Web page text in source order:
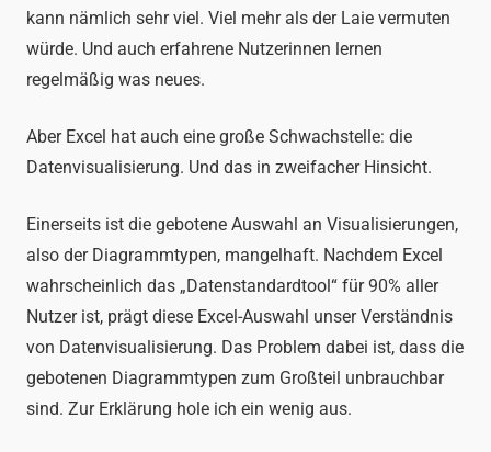
kann nämlich sehr viel. Viel mehr als der Laie vermuten
würde. Und auch erfahrene Nutzerinnen lernen
regelmäßig was neues.
Aber Excel hat auch eine große Schwachstelle: die
Datenvisualisierung. Und das in zweifacher Hinsicht.
Einerseits ist die gebotene Auswahl an Visualisierungen,
also der Diagrammtypen, mangelhaft. Nachdem Excel
wahrscheinlich das „Datenstandardtool“ für 90% aller
Nutzer ist, prägt diese Excel-Auswahl unser Verständnis
von Datenvisualisierung. Das Problem dabei ist, dass die
gebotenen Diagrammtypen zum Großteil unbrauchbar
sind. Zur Erklärung hole ich ein wenig aus.